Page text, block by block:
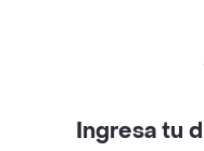
Ingresa tu